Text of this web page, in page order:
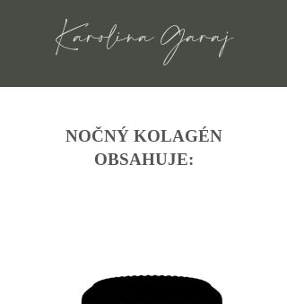
Karolína Garaj
NOČNÝ KOLAGÉN
OBSAHUJE: